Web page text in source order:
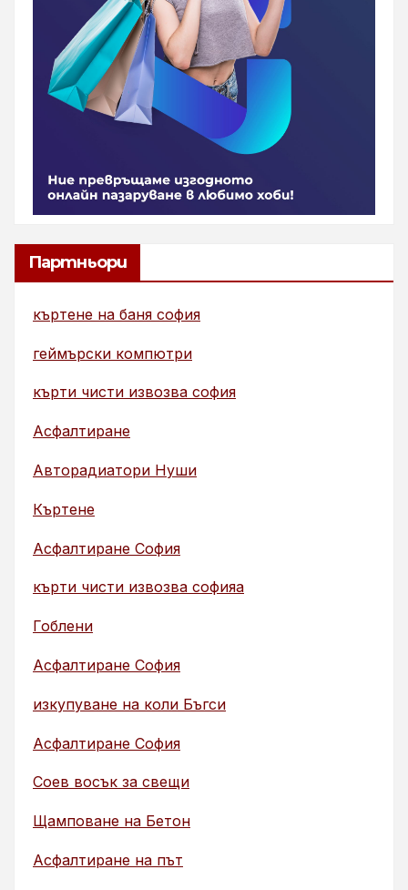
Партньори
къртене на баня софия
геймърски компютри
кърти чисти извозва софия
Асфалтиране
Авторадиатори Нуши
Къртене
Асфалтиране София
кърти чисти извозва софияа
Гоблени
Асфалтиране София
изкупуване на коли Бъгси
Асфалтиране София
Соев восък за свещи
Щамповане на Бетон
Асфалтиране на път